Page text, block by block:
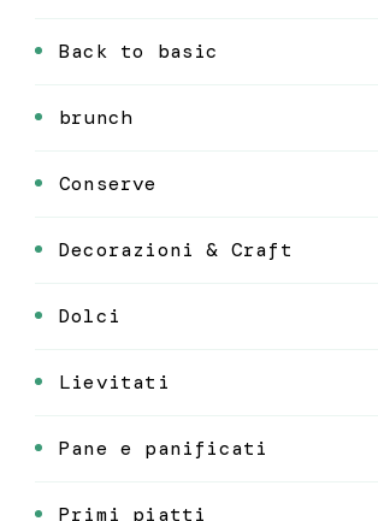
Back to basic
brunch
Conserve
Decorazioni & Craft
Dolci
Lievitati
Pane e panificati
Primi piatti